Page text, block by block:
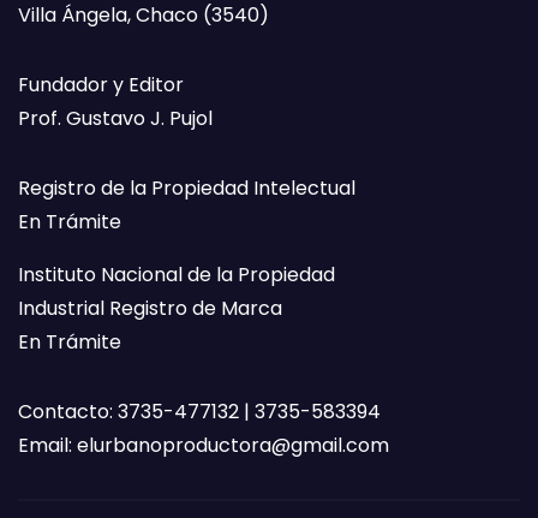
Villa Ángela, Chaco (3540)
Fundador y Editor
Prof. Gustavo J. Pujol
Registro de la Propiedad Intelectual
En Trámite
Instituto Nacional de la Propiedad
Industrial Registro de Marca
En Trámite
Contacto: 3735-477132 | 3735-583394
Email: elurbanoproductora@gmail.com